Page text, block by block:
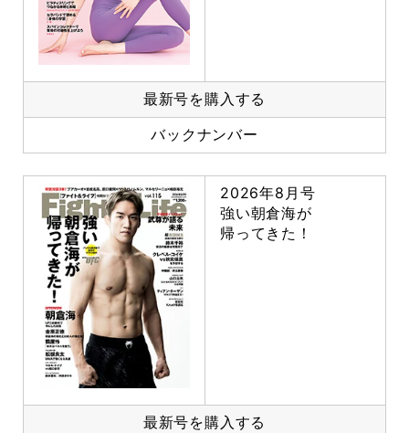
最新号を購入する
バックナンバー
2026年8月号
強い朝倉海が
帰ってきた！
最新号を購入する